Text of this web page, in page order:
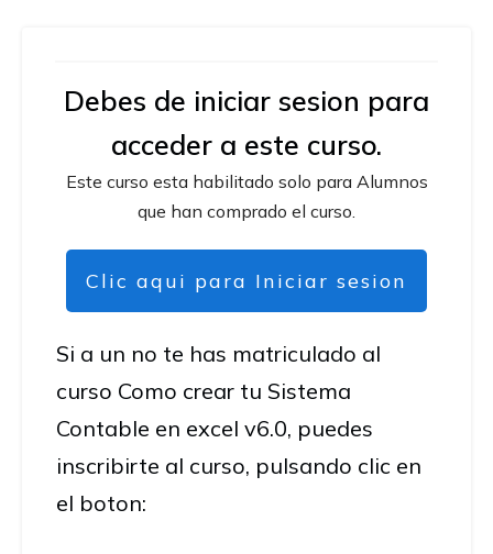
Debes de iniciar sesion para
acceder a este curso.
Este curso esta habilitado solo para Alumnos
que han comprado el curso.
Clic aqui para Iniciar sesion
Si a un no te has matriculado al
curso Como crear tu Sistema
Contable en excel v6.0, puedes
inscribirte al curso, pulsando clic en
el boton: